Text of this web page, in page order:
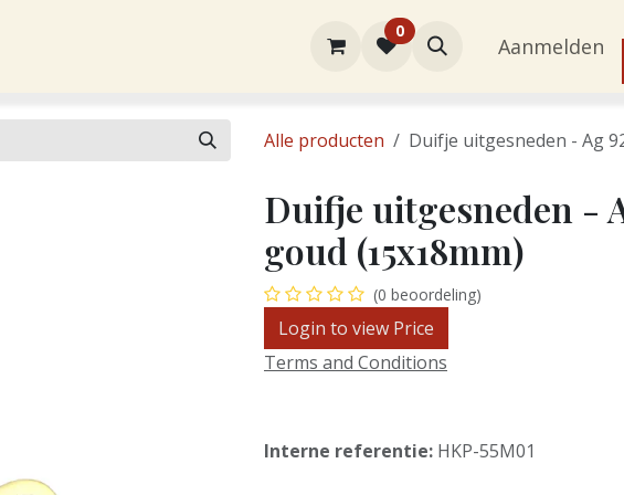
Contact
0
Aanmelden
Alle producten Duifje uitgesneden - Ag
Duifje uitgesneden -
goud (15x18mm)
(0 beoordeling)
Login to view Price
Terms and Conditions
Interne referentie: HKP-55M01